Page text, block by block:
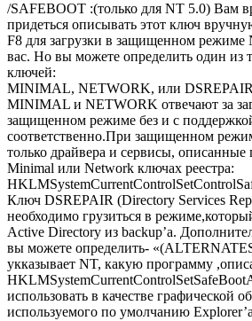
/SAFEBOOT :(только для NT 5.0) Вам
придеться описывать этот ключ
F8 для загрузки в защищенном режиме
вас. Но вы можете определить один из
ключей:
MINIMAL, NETWORK, или
MINIMAL и NETWORK отвечают за
защищенном режиме без и с
соответственно.При защищенном
только драйвера и сервисы,
Minimal или Network ключах реестра:
Ключ DSREPAIR (Directory Services
необходимо грузиться в
Active Directory из backup’а.
вы можете определить-
укказывает NT, какую программу
использовать в качестве графической
используемого по умолчанию